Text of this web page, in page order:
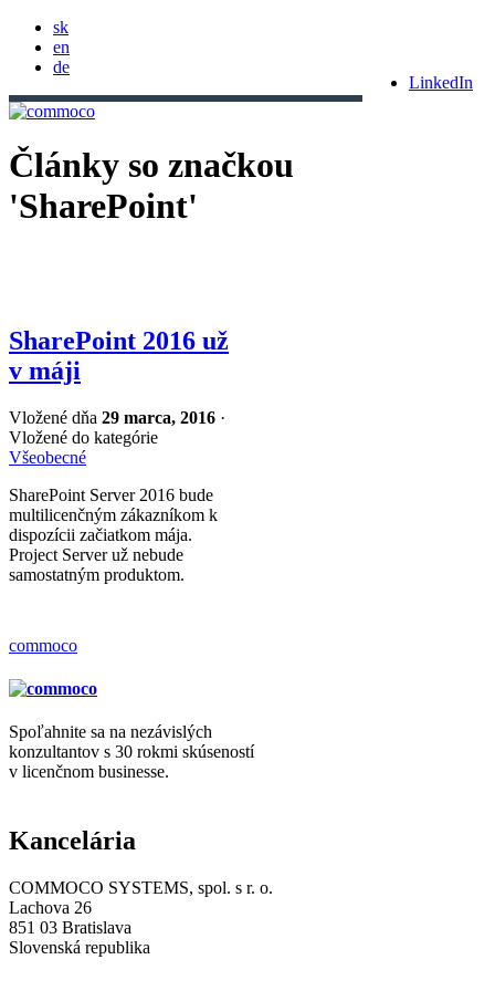
LinkedIn
sk
en
de
Články so značkou
'SharePoint'
SharePoint 2016 už
v máji
Vložené dňa 29 marca, 2016 ·
Vložené do kategórie
Všeobecné
SharePoint Server 2016 bude
multilicenčným zákazníkom k
dispozícii začiatkom mája.
Project Server už nebude
samostatným produktom.
commoco
Spoľahnite sa na nezávislých
konzultantov s 30 rokmi skúseností
v licenčnom businesse.
Kancelária
COMMOCO SYSTEMS, spol. s r. o.
Lachova 26
851 03 Bratislava
Slovenská republika